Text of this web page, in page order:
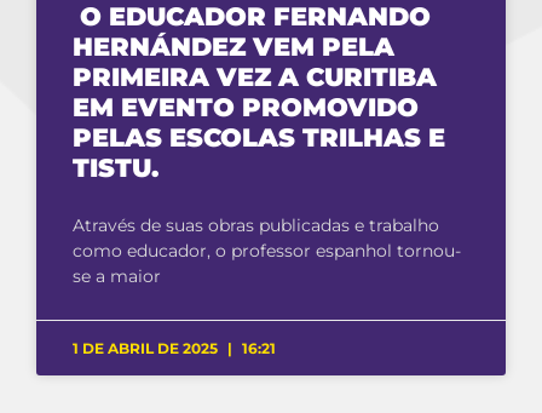
O EDUCADOR FERNANDO
HERNÁNDEZ VEM PELA
PRIMEIRA VEZ A CURITIBA
EM EVENTO PROMOVIDO
PELAS ESCOLAS TRILHAS E
TISTU.
Através de suas obras publicadas e trabalho
como educador, o professor espanhol tornou-
se a maior
1 DE ABRIL DE 2025 16:21